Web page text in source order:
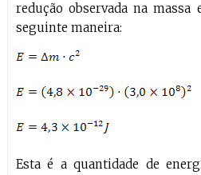
redução observada na massa
seguinte maneira:
Esta é a quantidade de